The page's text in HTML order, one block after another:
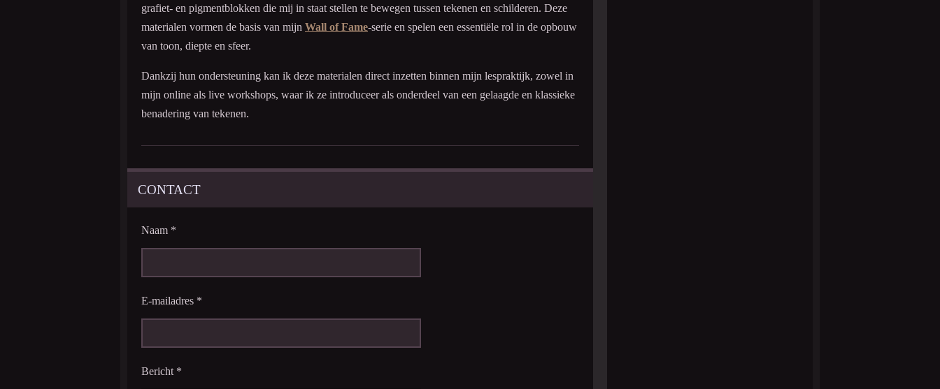
grafiet- en pigmentblokken die mij in staat stellen te bewegen tussen tekenen en schilderen. Deze
materialen vormen de basis van mijn Wall of Fame-serie en spelen een essentiële rol in de opbouw
van toon, diepte en sfeer.
Dankzij hun ondersteuning kan ik deze materialen direct inzetten binnen mijn lespraktijk, zowel in
mijn online als live workshops, waar ik ze introduceer als onderdeel van een gelaagde en klassieke
benadering van tekenen.
CONTACT
Naam *
E-mailadres *
Bericht *